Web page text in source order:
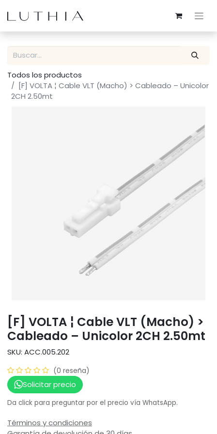
Todos los productos
[F] VOLTA ¦ Cable VLT (Macho) > Cableado – Unicolor
2CH 2.50mt
[F] VOLTA ¦ Cable VLT (Macho) >
Cableado – Unicolor 2CH 2.50mt
SKU: ACC.005.202
(0 reseña)
Solicitar precio
Da click para preguntar por el precio vía WhatsApp.
Términos y condiciones